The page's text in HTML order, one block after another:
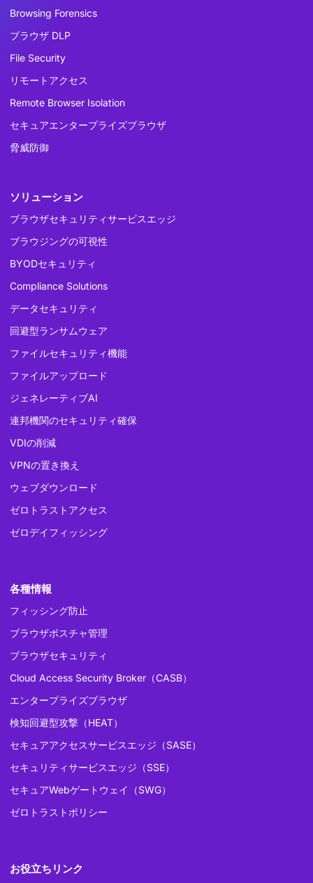
Browsing Forensics
ブラウザ DLP
File Security
リモートアクセス
Remote Browser Isolation
セキュアエンタープライズブラウザ
脅威防御
ソリューション
ブラウザセキュリティサービスエッジ
ブラウジングの可視性
BYODセキュリティ
Compliance Solutions
データセキュリティ
回避型ランサムウェア
ファイルセキュリティ機能
ファイルアップロード
ジェネレーティブAI
連邦機関のセキュリティ確保
VDIの削減
VPNの置き換え
ウェブダウンロード
ゼロトラストアクセス
ゼロデイフィッシング
各種情報
フィッシング防止
ブラウザポスチャ管理
ブラウザセキュリティ
Cloud Access Security Broker（CASB）
エンタープライズブラウザ
検知回避型攻撃（HEAT）
セキュアアクセスサービスエッジ（SASE）
セキュリティサービスエッジ（SSE）
セキュアWebゲートウェイ（SWG）
ゼロトラストポリシー
お役立ちリンク